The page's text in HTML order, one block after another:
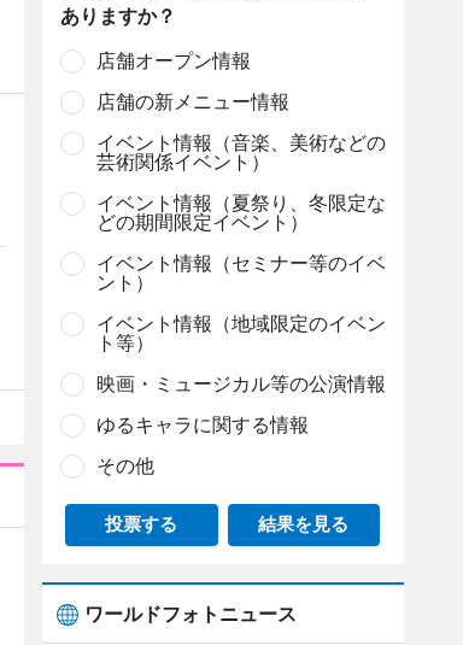
ありますか？
店舗オープン情報
店舗の新メニュー情報
イベント情報（音楽、美術などの
芸術関係イベント）
イベント情報（夏祭り、冬限定な
どの期間限定イベント）
イベント情報（セミナー等のイベ
ント）
イベント情報（地域限定のイベン
ト等）
映画・ミュージカル等の公演情報
ゆるキャラに関する情報
その他
投票する 結果を見る
ワールドフォトニュース